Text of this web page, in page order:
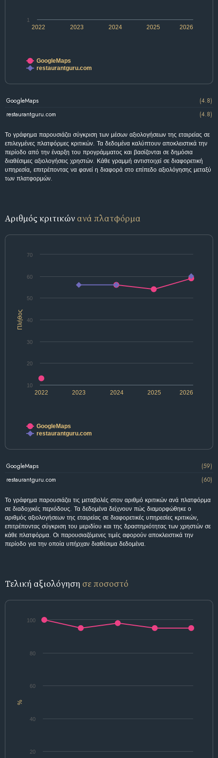
2022 2024 2026
2023 2025
1
GoogleMaps
restaurantguru.com
GoogleMaps
(4.8)
restaurantguru.com
(4.8)
Το γράφημα παρουσιάζει σύγκριση των μέσων αξιολογήσεων της εταιρείας σε
επιλεγμένες πλατφόρμες κριτικών. Τα δεδομένα καλύπτουν αποκλειστικά την
περίοδο από την έναρξη του προγράμματος και βασίζονται σε δημόσια
διαθέσιμες αξιολογήσεις χρηστών. Κάθε γραμμή αντιστοιχεί σε διαφορετική
υπηρεσία, επιτρέποντας να φανεί η διαφορά στο επίπεδο αξιολόγησης μεταξύ
των πλατφορμών.
Αριθμός κριτικών ανά πλατφόρμα
Πλήθος
2022 2024 2026
2023 2025
10
20
30
40
50
60
70
GoogleMaps
restaurantguru.com
GoogleMaps
(59)
restaurantguru.com
(60)
Το γράφημα παρουσιάζει τις μεταβολές στον αριθμό κριτικών ανά πλατφόρμα
σε διαδοχικές περιόδους. Τα δεδομένα δείχνουν πώς διαμορφώθηκε ο
αριθμός αξιολογήσεων της εταιρείας σε διαφορετικές υπηρεσίες κριτικών,
επιτρέποντας σύγκριση του μεριδίου και της δραστηριότητας των χρηστών σε
κάθε πλατφόρμα. Οι παρουσιαζόμενες τιμές αφορούν αποκλειστικά την
περίοδο για την οποία υπήρχαν διαθέσιμα δεδομένα.
Τελική αξιολόγηση σε ποσοστό
%
20
40
60
80
100